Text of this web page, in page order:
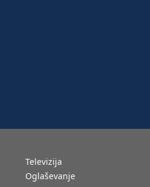
Televizija
Oglaševanje